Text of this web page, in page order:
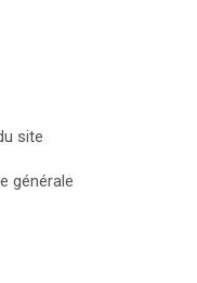
site
générale